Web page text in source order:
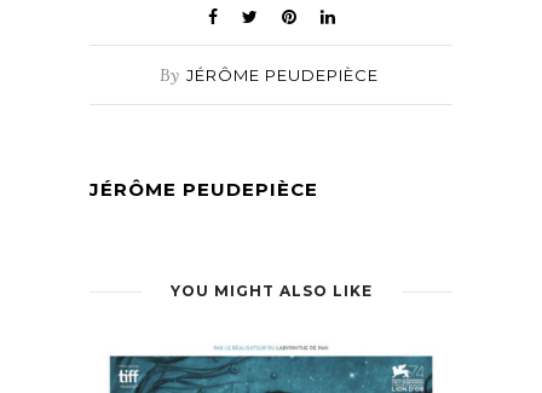
By JÉRÔME PEUDEPIÈCE
JÉRÔME PEUDEPIÈCE
YOU MIGHT ALSO LIKE